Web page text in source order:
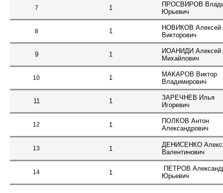
7 1
ПРОСВИРОВ
Юрьевич
8 1
НОВИКОВ Алексей
Викторович
9 1
ИОАНИДИ Алексей
Михайлович
10 1
МАКАРОВ Виктор
Владимирович
11 1
ЗАРЕЧНЕВ Илья
Игоревич
12 1
ПОЛКОВ Антон
Александрович
13 1
ДЕНИСЕНКО
Валентинович
14 1
ПЕТРОВ
Юрьевич